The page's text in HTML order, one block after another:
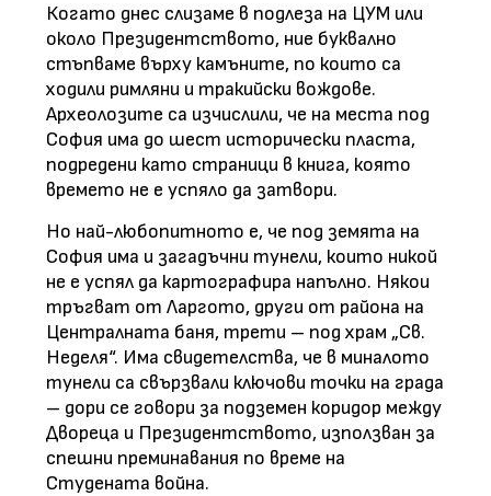
Когато днес слизаме в подлеза на ЦУМ или
около Президентството, ние буквално
стъпваме върху камъните, по които са
ходили римляни и тракийски вождове.
Археолозите са изчислили, че на места под
София има до шест исторически пласта,
подредени като страници в книга, която
времето не е успяло да затвори.
Но най-любопитното е, че под земята на
София има и загадъчни тунели, които никой
не е успял да картографира напълно. Някои
тръгват от Ларгото, други от района на
Централната баня, трети – под храм „Св.
Неделя“. Има свидетелства, че в миналото
тунели са свързвали ключови точки на града
– дори се говори за подземен коридор между
Двореца и Президентството, използван за
спешни преминавания по време на
Студената война.